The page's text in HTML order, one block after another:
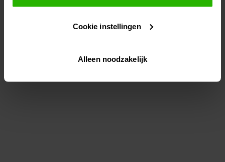
gepersonaliseerde advertenties te plaatsen.
Lees hier meer over in onsprivacybeleid
Via "Cookie instellingen" kun je ook zelf instellen welke
Cookie instellingen
Alleen noodzakelijk